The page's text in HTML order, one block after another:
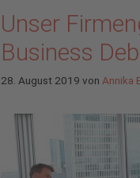
Unser
Business
28. August 2019 von Annika